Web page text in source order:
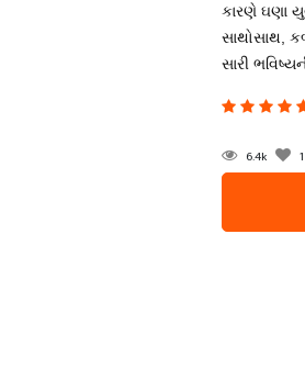
કારણે ઘણા
સાથોસાથ,
સારી
6.4k 1